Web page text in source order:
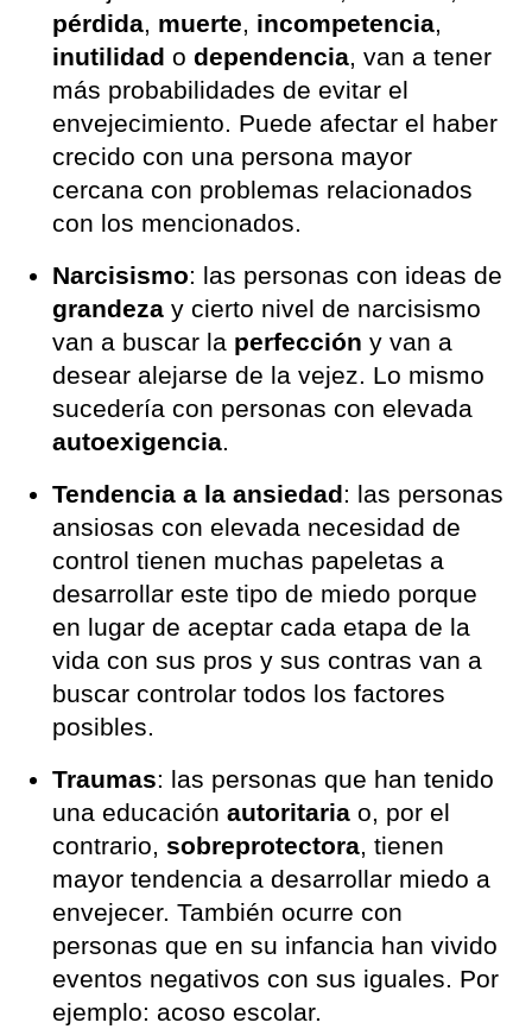
pérdida
muerte incompetencia
inutilidadodependencia , van a tener
más probabilidades de evitar el
envejecimiento. Puede afectar el haber
crecido con una persona mayor
cercana con problemas relacionados
con los mencionados.
Narcisismo: las personas con ideas de
grandezay cierto nivel de narcisismo
van a buscar la perfeccióny van a
desear alejarse de la vejez. Lo mismo
sucedería con personas con elevada
autoexigencia
Tendencia a la ansiedad: las personas
ansiosas con elevada necesidad de
control tienen muchas papeletas a
desarrollar este tipo de miedo porque
en lugar de aceptar cada etapa de la
vida con sus pros y sus contras van a
buscar controlar todos los factores
posibles.
Traumas: las personas que han tenido
una educaciónautoritariao, por el
contrario, sobreprotectora , tienen
mayor tendencia a desarrollar miedo a
envejecer. También ocurre con
personas que en su infancia han vivido
eventos negativos con sus iguales. Por
ejemplo: acoso escolar.